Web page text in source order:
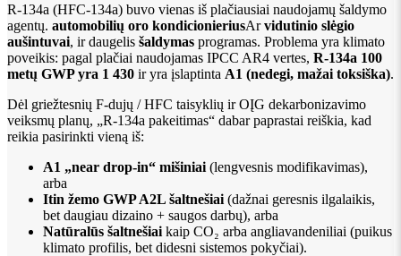
R-134a (HFC-134a) buvo vienas iš plačiausiai naudojamų šaldymo
agentų. automobilių oro kondicionieriusArvidutinio slėgio
aušintuvai, ir daugelis šaldymas programas. Problema yra klimato
poveikis: pagal plačiai naudojamas IPCC AR4 vertes, R-134a 100
metų GWP yra 1 430 ir yra įslaptinta A1 (nedegi, mažai toksiška).
Dėl griežtesnių F-dujų / HFC taisyklių ir OĮG dekarbonizavimo
veiksmų planų, „R-134a pakeitimas“ dabar paprastai reiškia, kad
reikia pasirinkti vieną iš:
A1 „near drop-in“ mišiniai (lengvesnis modifikavimas),
arba
Itin žemo GWP A2L šaltnešiai (dažnai geresnis ilgalaikis,
bet daugiau dizaino + saugos darbų), arba
Natūralūs šaltnešiai kaip CO₂ arba angliavandeniliai (puikus
klimato profilis, bet didesni sistemos pokyčiai).